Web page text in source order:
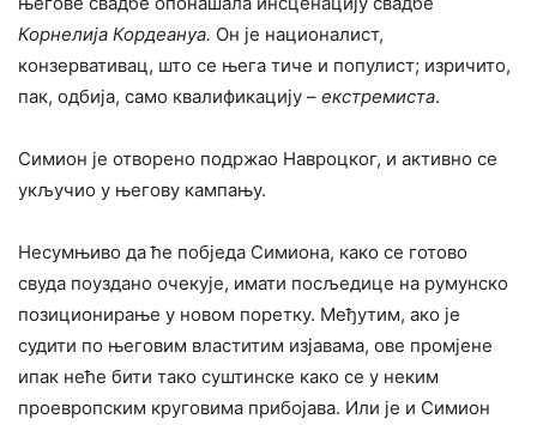
Корнелија Кордеануа. Он је националист,
конзервативац, што се њега тиче и популист; изричито,
пак, одбија, само квалификацију – екстремиста.
Симион је отворено подржао Навроцког, и активно се
укључио у његову кампању.
Несумњиво да ће побједа Симиона, како се готово
свуда поуздано очекује, имати посљедице на румунско
позиционирање у новом поретку. Међутим, ако је
судити по његовим властитим изјавама, ове промјене
ипак неће бити тако суштинске како се у неким
проевропским круговима прибојава. Или је и Симион